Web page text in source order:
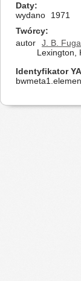
Daty
wydano
1971
Twórcy
autor
J. B.
Lexington,
Identyfikator